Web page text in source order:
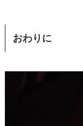
おわりに